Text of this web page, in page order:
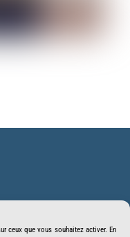
ceux que vous souhaitez activer. En